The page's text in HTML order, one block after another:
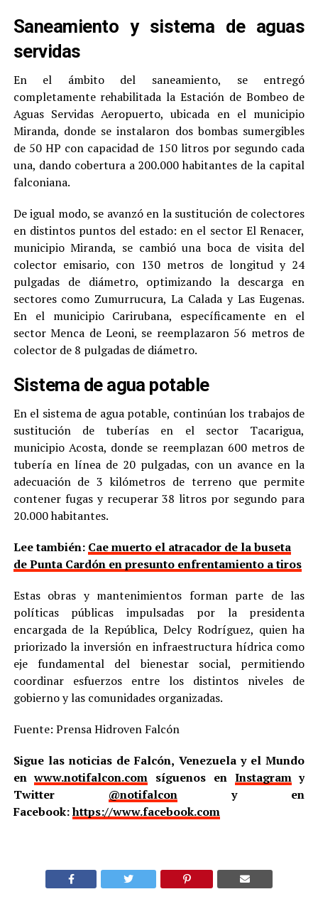
Saneamiento y sistema de aguas
servidas
En el ámbito del saneamiento, se entregó
completamente rehabilitada la Estación de Bombeo de
Aguas Servidas Aeropuerto, ubicada en el municipio
Miranda, donde se instalaron dos bombas sumergibles
de 50 HP con capacidad de 150 litros por segundo cada
una, dando cobertura a 200.000 habitantes de la capital
falconiana.
De igual modo, se avanzó en la sustitución de colectores
en distintos puntos del estado: en el sector El Renacer,
municipio Miranda, se cambió una boca de visita del
colector emisario, con 130 metros de longitud y 24
pulgadas de diámetro, optimizando la descarga en
sectores como Zumurrucura, La Calada y Las Eugenas.
En el municipio Carirubana, específicamente en el
sector Menca de Leoni, se reemplazaron 56 metros de
colector de 8 pulgadas de diámetro.
Sistema de agua potable
En el sistema de agua potable, continúan los trabajos de
sustitución de tuberías en el sector Tacarigua,
municipio Acosta, donde se reemplazan 600 metros de
tubería en línea de 20 pulgadas, con un avance en la
adecuación de 3 kilómetros de terreno que permite
contener fugas y recuperar 38 litros por segundo para
20.000 habitantes.
Lee también: Cae muerto el atracador de la buseta
de Punta Cardón en presunto enfrentamiento a tiros
Estas obras y mantenimientos forman parte de las
políticas públicas impulsadas por la presidenta
encargada de la República, Delcy Rodríguez, quien ha
priorizado la inversión en infraestructura hídrica como
eje fundamental del bienestar social, permitiendo
coordinar esfuerzos entre los distintos niveles de
gobierno y las comunidades organizadas.
Fuente: Prensa Hidroven Falcón
Sigue las noticias de Falcón, Venezuela y el Mundo
enwww.notifalcon.com síguenos en Instagramy
Twitter @notifalcony en
Facebook:https://www.facebook.com